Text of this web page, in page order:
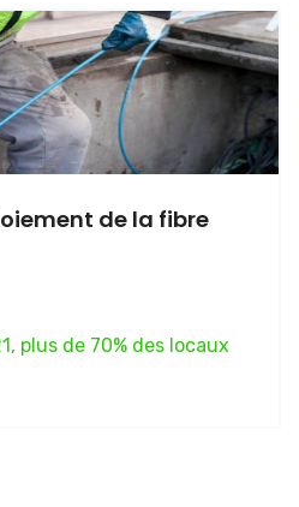
de la fibre
plus de 70% des locaux